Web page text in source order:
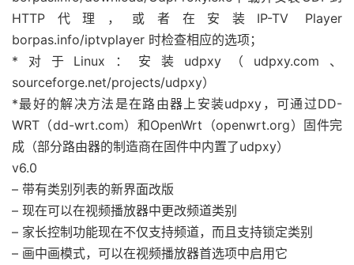
HTTP代理，或者在安装IP-TV Player
borpas.info/iptvplayer 时检查相应的选项；
*对于Linux：安装udpxy（udpxy.com、
sourceforge.net/projects/udpxy）
*最好的解决方法是在路由器上安装udpxy，可通过DD-
WRT（dd-wrt.com）和OpenWrt（openwrt.org）固件完
成（部分路由器的制造商在固件中内置了udpxy）
v6.0
– 带有类别列表的新界面改版
– 现在可以在视频播放器中更改频道类别
– 家长控制功能现在不仅支持频道，而且支持锁定类别
– 画中画模式，可以在视频播放器首选项中启用它